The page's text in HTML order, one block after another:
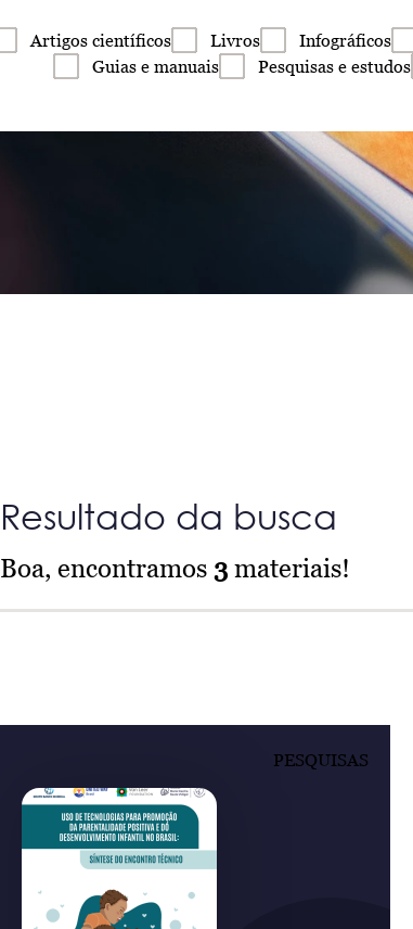
Artigos científicos Livros Infográficos
Guias e manuais Pesquisas e estudos
Resultado da busca
Boa, encontramos 3materiais!
PESQUISAS